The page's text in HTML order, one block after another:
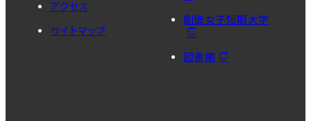
アクセス
サイトマップ
創価女子短期大学
図書館